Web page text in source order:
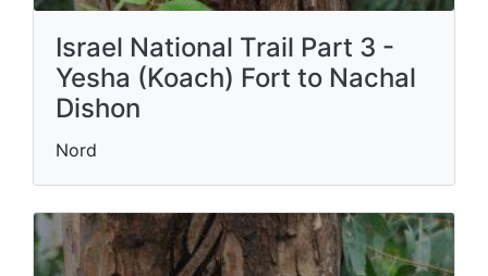
Israel National Trail Part 3 -
Yesha (Koach) Fort to Nachal
Dishon
Nord